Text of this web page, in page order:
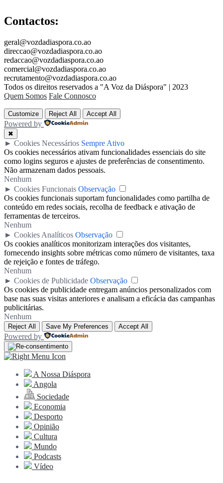
Contactos:
geral@vozdadiaspora.co.ao
direccao@vozdadiaspora.co.ao
redaccao@vozdadiaspora.co.ao
comercial@vozdadiaspora.co.ao
recrutamento@vozdadiaspora.co.ao
Todos os direitos reservados a "A Voz da Diáspora" | 2023
Quem Somos Fale Connosco
Customize Reject All Accept All
Powered by
✖
► Cookies Necessários Sempre Ativo
Os cookies necessários ativam funcionalidades essenciais do site
como logins seguros e ajustes de preferências de consentimento.
Não armazenam dados pessoais.
Nenhum
► Cookies Funcionais Observação
Os cookies funcionais suportam funcionalidades como partilha de
conteúdo em redes sociais, recolha de feedback e ativação de
ferramentas de terceiros.
Nenhum
► Cookies Analíticos Observação
Os cookies analíticos monitorizam interações dos visitantes,
fornecendo insights sobre métricas como número de visitantes, taxa
de rejeição e fontes de tráfego.
Nenhum
► Cookies de Publicidade Observação
Os cookies de publicidade entregam anúncios personalizados com
base nas suas visitas anteriores e analisam a eficácia das campanhas
publicitárias.
Nenhum
Reject All Save My Preferences Accept All
Powered by
A Nossa Diáspora
Angola
Sociedade
Economia
Desporto
Opinião
Cultura
Mundo
Podcasts
Vídeo